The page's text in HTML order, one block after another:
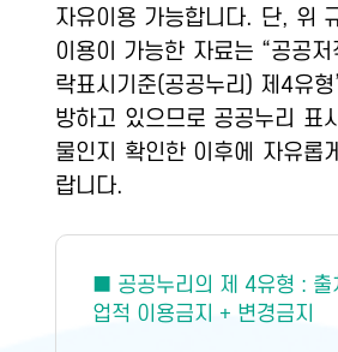
자유이용 가능합니다. 단, 위
이용이 가능한 자료는 “공공저
락표시기준(공공누리) 제4유
방하고 있으므로 공공누리 표
물인지 확인한 이후에 자유롭
랍니다.
■ 공공누리의 제 4유형 : 출
업적 이용금지 + 변경금지